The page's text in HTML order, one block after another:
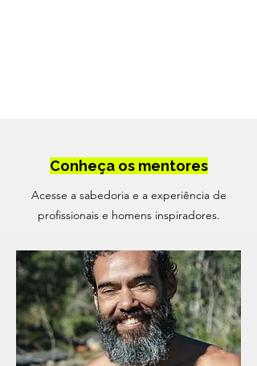
Conheça os mentores
Acesse a sabedoria e a experiência de
profissionais e homens inspiradores.